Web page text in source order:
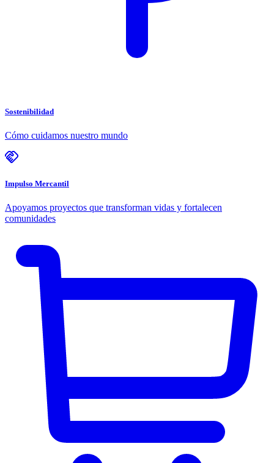
Sostenibilidad
Cómo cuidamos nuestro mundo
Impulso Mercantil
Apoyamos proyectos que transforman vidas y fortalecen
comunidades